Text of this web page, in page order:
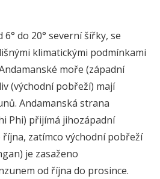
do 20° severní šířky, se
klimatickými podmínkami
moře (západní
(východní pobřeží) mají
Andamanská strana
Phi) přijímá jihozápadní
zatímco východní pobřeží
je zasaženo
od října do prosince.